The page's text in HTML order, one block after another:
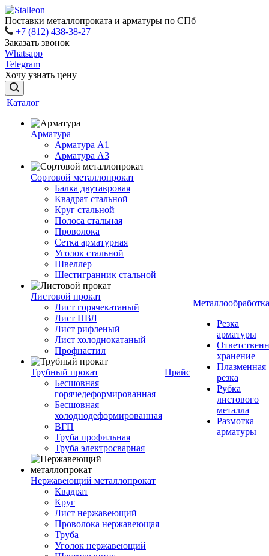
Поставки металлопроката и арматуры по СПб
+7 (812) 438-38-27
Заказать звонок
Whatsapp
Telegram
Хочу узнать цену
Каталог
Арматура
Арматура A1
Арматура А3
Сортовой металлопрокат
Балка двутавровая
Квадрат стальной
Круг стальной
Полоса стальная
Проволока
Сетка арматурная
Уголок стальной
Швеллер
Шестигранник стальной
Листовой прокат
Лист горячекатаный
Лист ПВЛ
Лист рифленый
Лист холоднокатаный
Профнастил
Трубный прокат
Бесшовная
горячедеформированная
Бесшовная
холоднодеформированная
ВГП
Труба профильная
Труба электросварная
Нержавеющий металлопрокат
Квадрат
Круг
Лист нержавеющий
Проволока нержавеющая
Труба
Уголок нержавеющий
Прайс
Металлообработка
Резка
арматуры
хранение
Плазменная
резка
Рубка
листового
металла
Размотка
арматуры